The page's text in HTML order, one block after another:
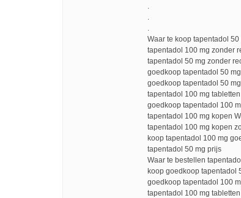
.
.
.
Waar te koop tapentadol
tapentadol 100 mg zonder
tapentadol 50 mg zonder
goedkoop tapentadol 50
goedkoop tapentadol 50 mg
tapentadol 100 mg
goedkoop tapentadol 100
tapentadol 100 mg kopen
tapentadol 100 mg kopen
koop tapentadol 100 mg
tapentadol 50 mg prijs
Waar te bestellen
koop goedkoop tapentadol
goedkoop tapentadol 100
tapentadol 100 mg